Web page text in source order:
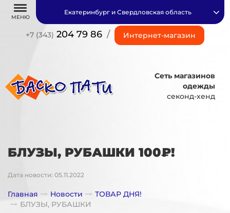
МЕНЮ
+7 (343) 204 79 86 / Интернет-магазин
Екатеринбург и Свердловская область
Сеть магазинов
одежды
секонд-хенд
БЛУЗЫ, РУБАШКИ 100₽!
Дата новости: 05.11.2022
Главная Новости
ТОВАР ДНЯ!
БЛУЗЫ, РУБАШКИ